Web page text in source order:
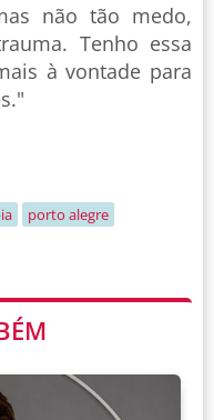
não tão medo,
Tenho essa
à vontade para
porto alegre